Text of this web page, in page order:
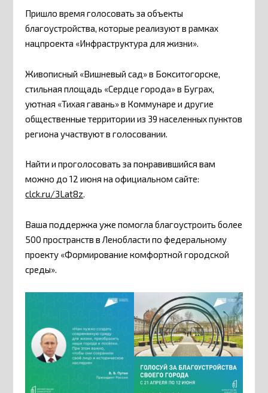
Пришло время голосовать за объекты
благоустройства, которые реализуют в рамках
нацпроекта «Инфраструктура для жизни».
Живописный «Вишневый сад» в Бокситогорске,
стильная площадь «Сердце города» в Буграх,
уютная «Тихая гавань» в Коммунаре и другие
общественные территории из 39 населенных пунктов
региона участвуют в голосовании.
Найти и проголосовать за понравившийся вам
можно до 12 июня на официальном сайте:
clck.ru/3Lat8z.
Ваша поддержка уже помогла благоустроить более
500 пространств в Ленобласти по федеральному
проекту «Формирование комфортной городской
среды».